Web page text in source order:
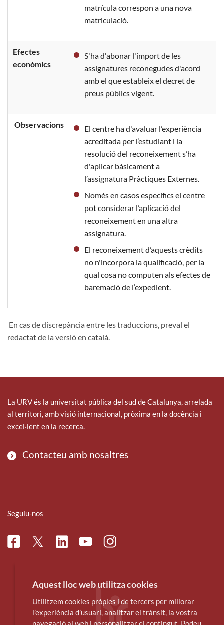
matrícula correspon a una nova
matriculació.
Efectes
econòmics
S'ha d'abonar l'import de les
assignatures reconegudes d'acord
amb el que estableix el decret de
preus públics vigent.
Observacions
El centre ha d'avaluar l’experiència
acreditada per l’estudiant i la
resolució del reconeixement s’ha
d'aplicar bàsicament a
l’assignatura Pràctiques Externes.
Només en casos específics el centre
pot considerar l’aplicació del
reconeixement en una altra
assignatura.
El reconeixement d’aquests crèdits
no n'incorpora la qualificació, per la
qual cosa no computen als efectes de
baremació de l’expedient.
En cas de discrepància entre les traduccions, preval el
redactat de la versió en català.
La URV és la universitat pública del sud de Catalunya, arrelada
al territori, amb visió internacional, pròxima en la docència i
excel·lent en la recerca.
Contacteu amb nosaltres
Seguiu-nos
FacebookTwitterLinkedinYoutubeInstagram
Aquest lloc web utilitza cookies
Utilitzem cookies pròpies i de tercers per millorar
l’experiència d’usuari, analitzar el trànsit, la vostra